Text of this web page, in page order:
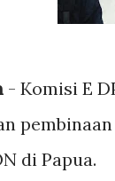
- Komisi E
di Papua.